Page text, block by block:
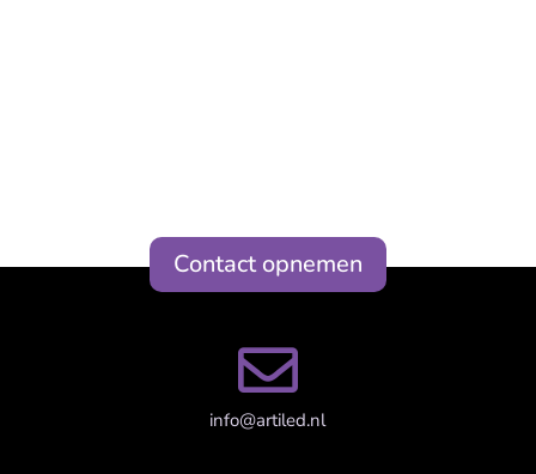
Contact opnemen

info@artiled.nl